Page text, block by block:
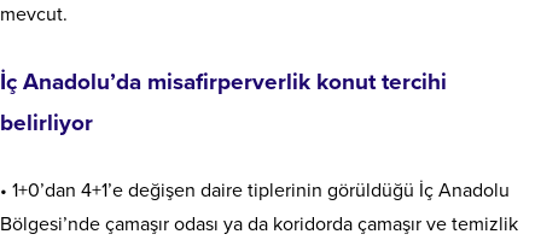
mevcut.
İç Anadolu’da misafirperverlik konut tercihi
belirliyor
• 1+0’dan 4+1’e değişen daire tiplerinin görüldüğü İç Anadolu
Bölgesi’nde çamaşır odası ya da koridorda çamaşır ve temizlik